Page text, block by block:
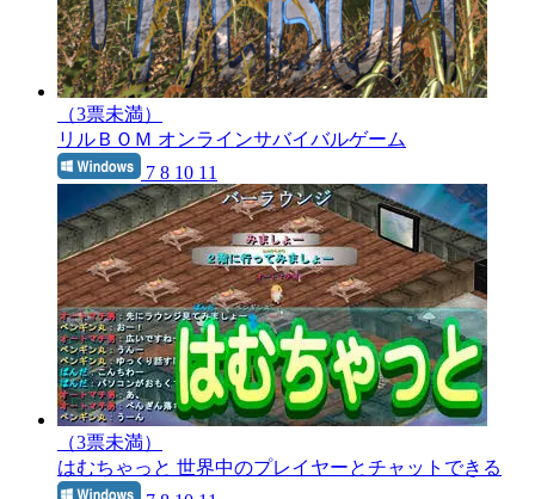
（3票未満）
リルＢＯＭ オンラインサバイバルゲーム
7 8 10 11
（3票未満）
はむちゃっと 世界中のプレイヤーとチャットできる